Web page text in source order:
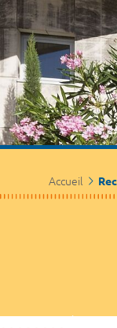
Accueil